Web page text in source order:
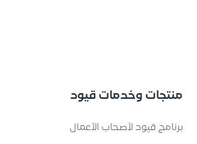
منتجات وخدمات قيود
برنامج قيود لأصحاب الأعمال